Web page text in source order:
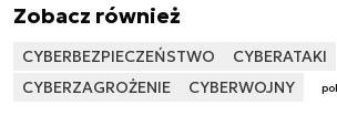
Zobacz również
CYBERBEZPIECZEŃSTWO
CYBERATAKI
CYBERZAGROŻENIE
CYBERWOJNY